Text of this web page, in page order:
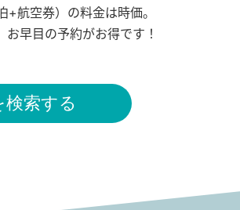
航空券）の料金は時価。
早目の予約がお得です！
索する